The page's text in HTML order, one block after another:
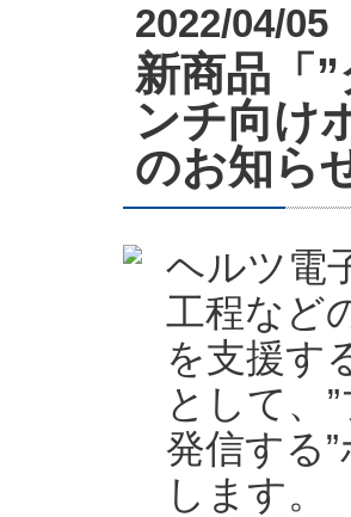
2022/04/05
新商品「
ンチ向け
のお知ら
ヘルツ電
工程など
を支援す
として、
発信する
します。